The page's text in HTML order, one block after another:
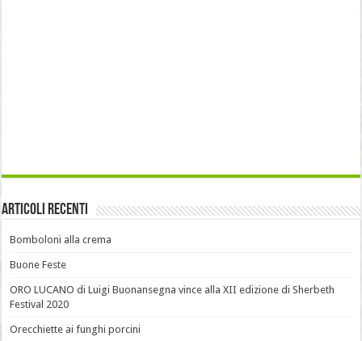
Articoli recenti
Bomboloni alla crema
Buone Feste
ORO LUCANO di Luigi Buonansegna vince alla XII edizione di Sherbeth
Festival 2020
Orecchiette ai funghi porcini